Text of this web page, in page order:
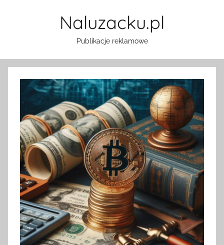
Naluzacku.pl
Publikacje reklamowe